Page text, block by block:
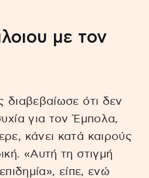
με τον
ότι δεν
για τον Έμπολα,
κάνει κατά καιρούς
«Αυτή τη στιγμή
είπε, ενώ